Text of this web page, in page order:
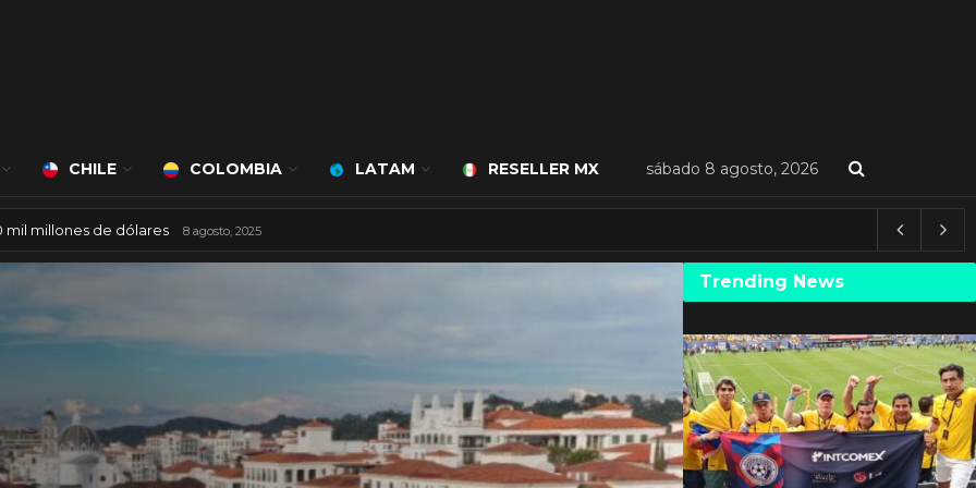
CHILE COLOMBIA LATAM RESELLER MX sábado 8 agosto, 2026
mil millones de dólares 8 agosto, 2025
Milan 24 marzo, 2026
Trending News